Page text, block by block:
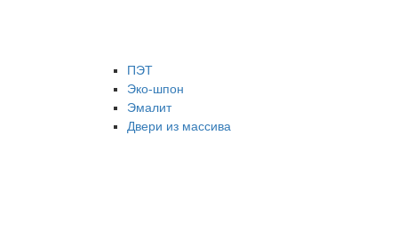
ПЭТ
Эко-шпон
Эмалит
Двери из массива